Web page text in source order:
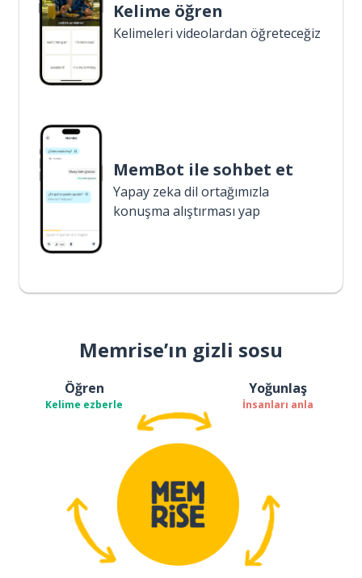
Kelime öğren
Kelimeleri videolardan öğreteceğiz
MemBot ile sohbet et
Yapay zeka dil ortağımızla
konuşma alıştırması yap
Memrise’ın gizli sosu
Öğren
Kelime ezberle
Yoğunlaş
İnsanları anla